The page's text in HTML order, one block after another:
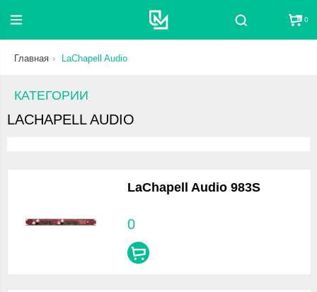
Поиск 0
Главная LaChapell Audio
КАТЕГОРИИ
LACHAPELL AUDIO
LaChapell Audio 983S
0